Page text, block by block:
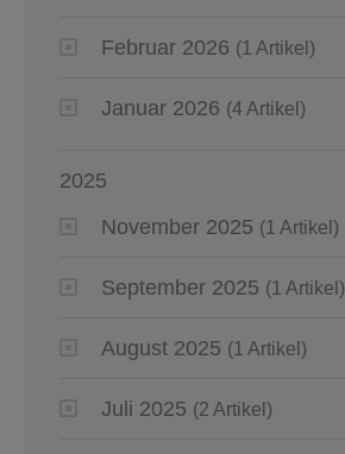
Februar 2026 (1 Artikel)
Januar 2026 (4 Artikel)
2025
November 2025 (1 Artikel)
September 2025 (1 Artikel)
August 2025 (1 Artikel)
Juli 2025 (2 Artikel)